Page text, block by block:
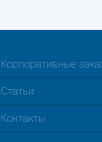
Корпоративные
Статьи
Контакты